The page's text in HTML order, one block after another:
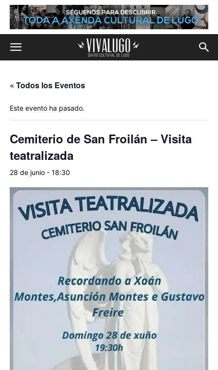
« Todos los Eventos
Este evento ha pasado.
Cemiterio de San Froilán – Visita
teatralizada
28 de junio - 18:30